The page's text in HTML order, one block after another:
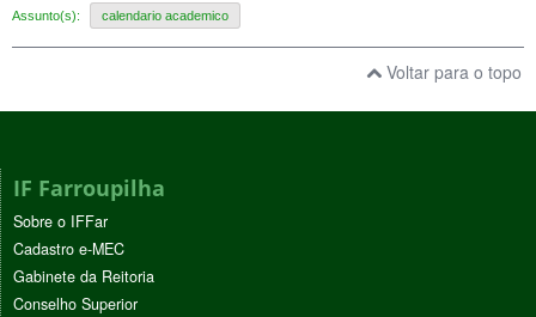
Assunto(s): calendario academico
Voltar para o topo
IF Farroupilha
Sobre o IFFar
Cadastro e-MEC
Gabinete da Reitoria
Conselho Superior